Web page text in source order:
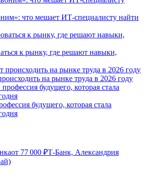
что мешает ИТ-специалисту найти
к рынку, где решают навыки,
на рынке труда в 2026 году
будущего, которая стала
от 77 000 ₽Т-Банк, Александрия